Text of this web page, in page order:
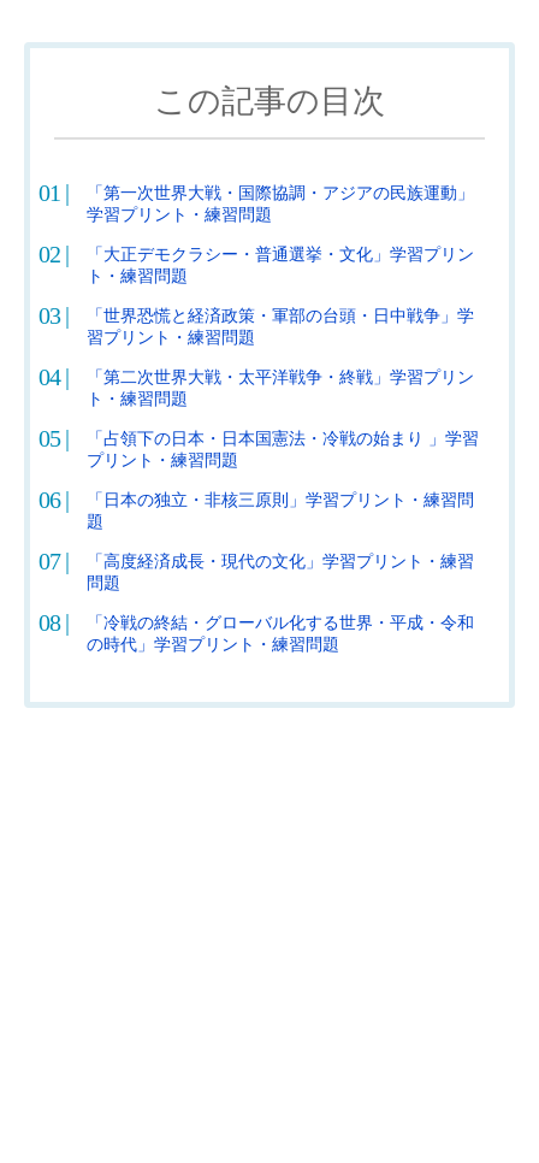
この記事の目次
「第一次世界大戦・国際協調・アジアの民族運動」
学習プリント・練習問題
「大正デモクラシー・普通選挙・文化」学習プリン
ト・練習問題
「世界恐慌と経済政策・軍部の台頭・日中戦争」学
習プリント・練習問題
「第二次世界大戦・太平洋戦争・終戦」学習プリン
ト・練習問題
「占領下の日本・日本国憲法・冷戦の始まり 」学習
プリント・練習問題
「日本の独立・非核三原則」学習プリント・練習問
題
「高度経済成長・現代の文化」学習プリント・練習
問題
「冷戦の終結・グローバル化する世界・平成・令和
の時代」学習プリント・練習問題